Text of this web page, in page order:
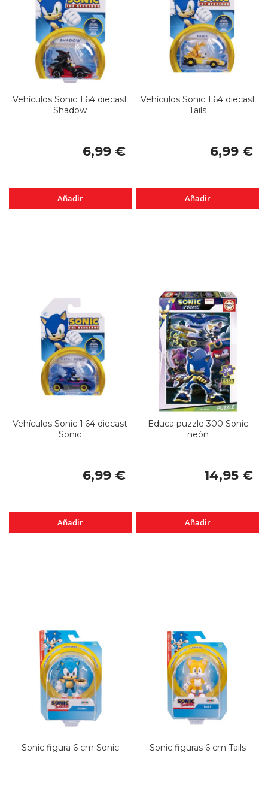
Vehículos Sonic 1:64 diecast
Shadow
6,99 €
Añadir
Vehículos Sonic 1:64 diecast
Tails
6,99 €
Añadir
Vehículos Sonic 1:64 diecast
Sonic
6,99 €
Añadir
Educa puzzle 300 Sonic
neón
14,95 €
Añadir
Sonic figura 6 cm Sonic Sonic figuras 6 cm Tails